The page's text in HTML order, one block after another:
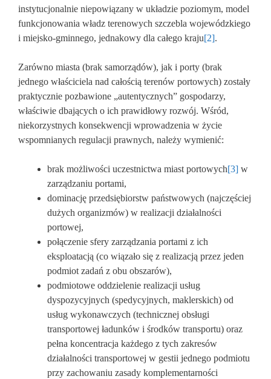
instytucjonalnie niepowiązany w układzie poziomym, model
funkcjonowania władz terenowych szczebla wojewódzkiego
i miejsko-gminnego, jednakowy dla całego kraju[2].
Zarówno miasta (brak samorządów), jak i porty (brak
jednego właściciela nad całością terenów portowych) zostały
praktycznie pozbawione „autentycznych” gospodarzy,
właściwie dbających o ich prawidłowy rozwój. Wśród,
niekorzystnych konsekwencji wprowadzenia w życie
wspomnianych regulacji prawnych, należy wymienić:
brak możliwości uczestnictwa miast portowych[3] w
zarządzaniu portami,
dominację przedsiębiorstw państwowych (najczęściej
dużych organizmów) w realizacji działalności
portowej,
połączenie sfery zarządzania portami z ich
eksploatacją (co wiązało się z realizacją przez jeden
podmiot zadań z obu obszarów),
podmiotowe oddzielenie realizacji usług
dyspozycyjnych (spedycyjnych, maklerskich) od
usług wykonawczych (technicznej obsługi
transportowej ładunków i środków transportu) oraz
pełna koncentracja każdego z tych zakresów
działalności transportowej w gestii jednego podmiotu
przy zachowaniu zasady komplementarności